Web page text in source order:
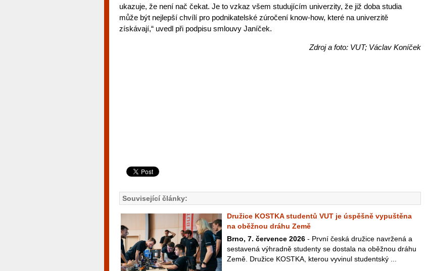
ukazuje, že není nač čekat. Je to vzkaz všem studujícím univerzity, že již doba studia
může být nejlepší chvílí pro podnikatelské zúročení know-how, které na univerzitě
získávají,“ uvedl při podpisu smlouvy Janíček.
Zdroj a foto: VUT; Václav Koníček
Související články:
Družice KOSTKA studentů VUT je úspěšně vypuštěna
na oběžnou dráhu Země
Brno, 7. července 2026 - První česká družice navržená a
sestavená výhradně studenty se dostala na oběžnou dráhu
Země. Družice KOSTKA, kterou vyvinul studentský ...